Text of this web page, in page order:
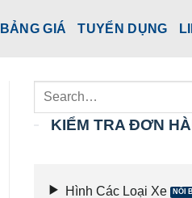
BẢNG GIÁ TUYỂN DỤNG
KIỂM TRA ĐƠN
Hình Các Loại Xe